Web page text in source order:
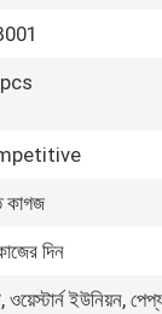
দিন
ওয়েস্টার্ন ইউনিয়ন,